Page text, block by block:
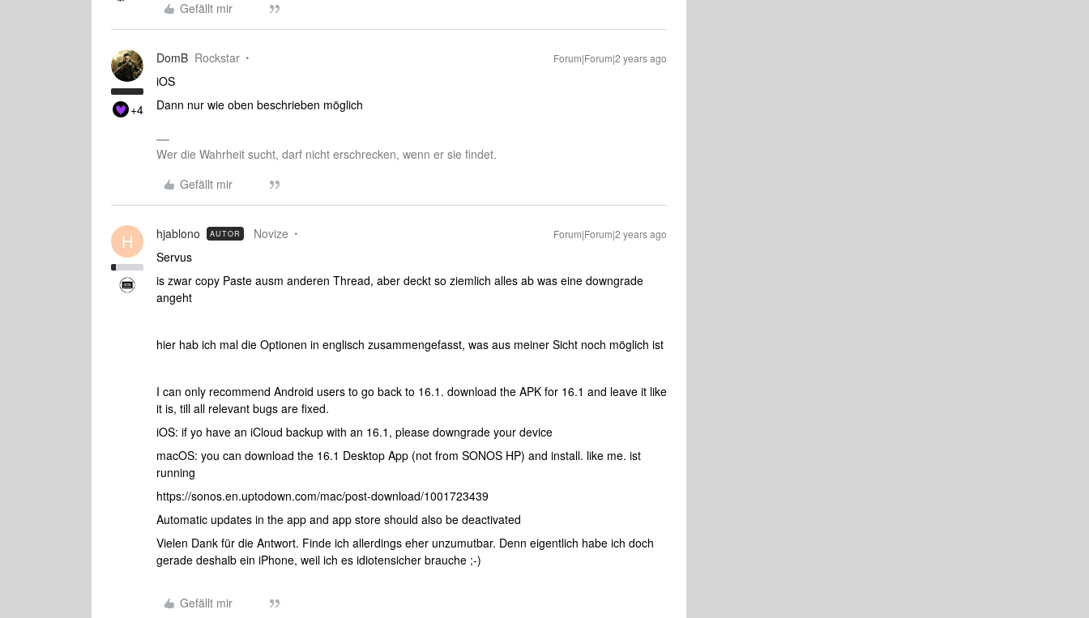
Gefällt mir
+4
DomB Rockstar Forum|Forum|2 years ago
iOS
Dann nur wie oben beschrieben möglich
Wer die Wahrheit sucht, darf nicht erschrecken, wenn er sie findet.
Gefällt mir
H hjablono AUTOR Novize Forum|Forum|2 years ago
Servus
is zwar copy Paste ausm anderen Thread, aber deckt so ziemlich alles ab was eine downgrade
angeht
hier hab ich mal die Optionen in englisch zusammengefasst, was aus meiner Sicht noch möglich ist
I can only recommend Android users to go back to 16.1. download the APK for 16.1 and leave it like
it is, till all relevant bugs are fixed.
iOS: if yo have an iCloud backup with an 16.1, please downgrade your device
macOS: you can download the 16.1 Desktop App (not from SONOS HP) and install. like me. ist
running
https://sonos.en.uptodown.com/mac/post-download/1001723439
Automatic updates in the app and app store should also be deactivated
Vielen Dank für die Antwort. Finde ich allerdings eher unzumutbar. Denn eigentlich habe ich doch
gerade deshalb ein iPhone, weil ich es idiotensicher brauche ;-)
Gefällt mir